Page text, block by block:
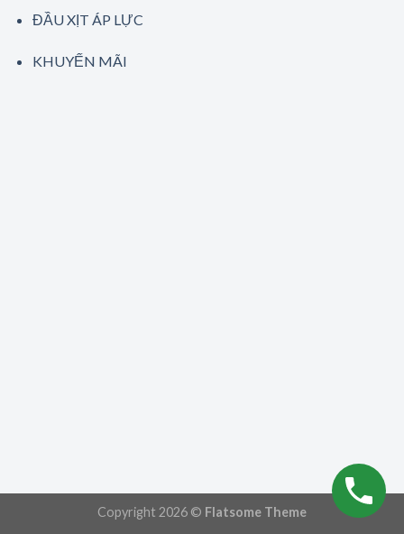
ĐẦU XỊT ÁP LỰC
KHUYẾN MÃI
Copyright 2026 © Flatsome Theme